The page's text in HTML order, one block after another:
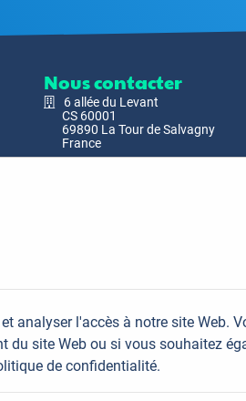
Nous contacter
6 allée du Levant
CS 60001
69890 La Tour de Salvagny
France
analyser l'accès à notre site Web.
du site Web ou si vous souhaitez
de confidentialité.